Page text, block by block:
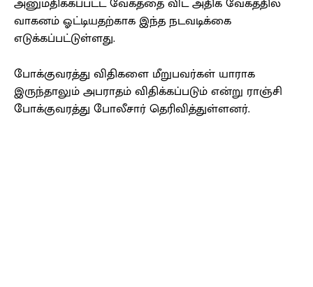
வாகனம் ஓட்டியதற்காக இந்த நடவடிக்கை
எடுக்கப்பட்டுள்ளது.
போக்குவரத்து விதிகளை மீறுபவர்கள் யாராக
இருந்தாலும் அபராதம் விதிக்கப்படும் என்று ராஞ்சி
போக்குவரத்து போலீசார் தெரிவித்துள்ளனர்.